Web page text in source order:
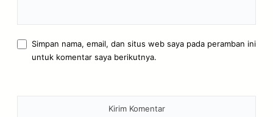
Simpan nama, email, dan situs web saya pada peramban ini
untuk komentar saya berikutnya.